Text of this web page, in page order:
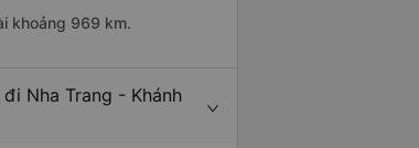
khoảng 969 km.
Nha Trang - Khánh